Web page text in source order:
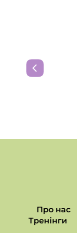
Про нас
Тренінги